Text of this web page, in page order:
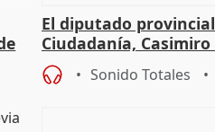
El diputado
Ciudadanía,
sobre el balance de
Sonido Totales